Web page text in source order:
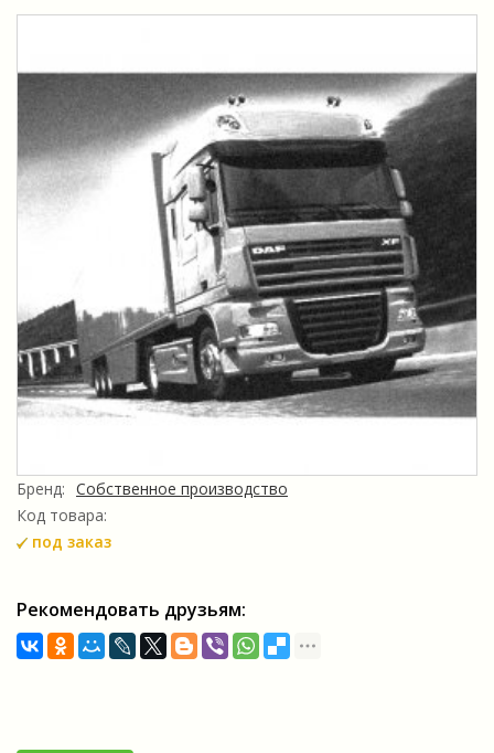
Бренд: Собственное производство
Код товара:
под заказ
Рекомендовать друзьям: